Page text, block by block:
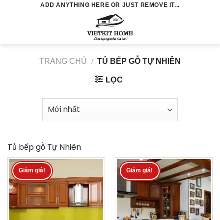
ADD ANYTHING HERE OR JUST REMOVE IT...
TRANG CHỦ / TỦ BẾP GỖ TỰ NHIÊN
LỌC
Tủ bếp gỗ Tự Nhiên
Giảm giá! Giảm giá!